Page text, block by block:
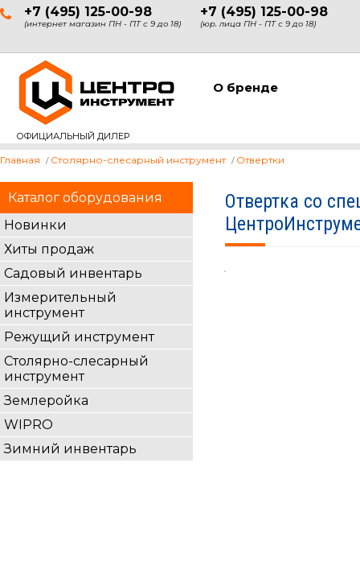
+7 (495) 125-00-98
(интернет магазин ПН - ПТ с 9 до 18)
+7 (495) 125-00-98
(юр. лица ПН - ПТ с 9 до 18)
ОФИЦИАЛЬНЫЙ ДИЛЕР
О бренде
Каталог оборудования
Новинки
Хиты продаж
Садовый инвентарь
Измерительный
инструмент
Режущий инструмент
Столярно-слесарный
инструмент
Землеройка
WIPRO
Зимний инвентарь
Главная Столярно-слесарный инструмент Отвертки
Отвертка со